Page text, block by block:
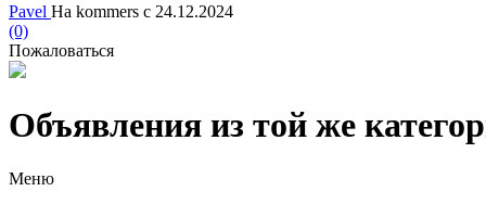
Pavel На kommers с 24.12.2024
(0)
Пожаловаться
Объявления из той же
Меню